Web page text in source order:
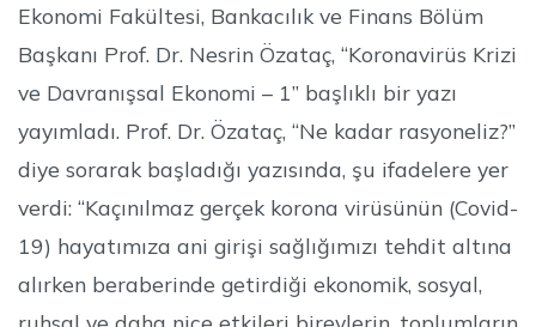
Ekonomi Fakültesi, Bankacılık ve Finans Bölüm
Başkanı Prof. Dr. Nesrin Özataç, “Koronavirüs Krizi
ve Davranışsal Ekonomi – 1” başlıklı bir yazı
yayımladı. Prof. Dr. Özataç, “Ne kadar rasyoneliz?”
diye sorarak başladığı yazısında, şu ifadelere yer
verdi: “Kaçınılmaz gerçek korona virüsünün (Covid-
19) hayatımıza ani girişi sağlığımızı tehdit altına
alırken beraberinde getirdiği ekonomik, sosyal,